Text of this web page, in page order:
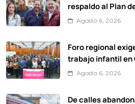
respaldo al Plan
Agosto 6, 2026
Foro regional
trabajo infantil en
Agosto 6, 2026
De calles